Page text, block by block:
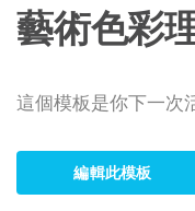
藝術色彩
這個模板是你下一次
編輯此模板